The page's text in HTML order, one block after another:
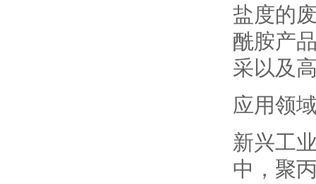
盐度的
酰胺产
采以及
应用领
新兴工
中，聚